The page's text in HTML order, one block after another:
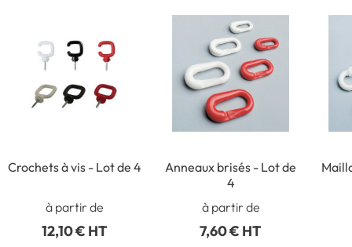
Crochets à vis - Lot de 4
à partir de
12,10 € HT
Anneaux brisés - Lot de
4
à partir de
7,60 € HT